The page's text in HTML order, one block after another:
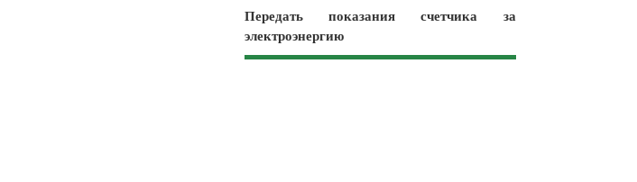
Передать показания счетчика за
электроэнергию